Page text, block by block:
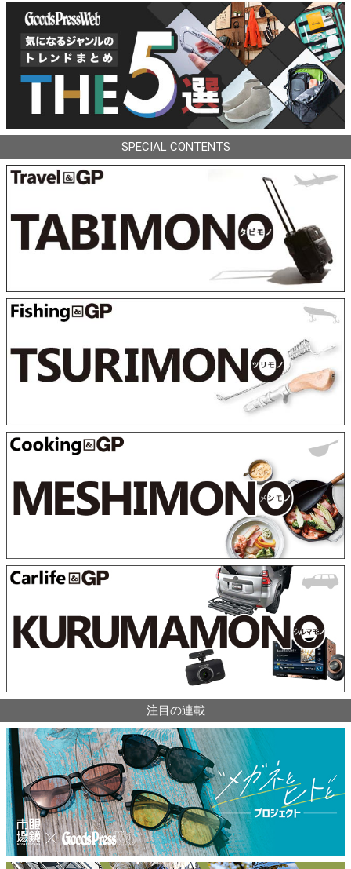
SPECIAL CONTENTS
注目の連載